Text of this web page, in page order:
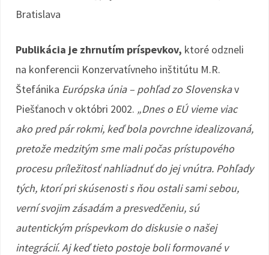
Bratislava
Publikácia je zhrnutím príspevkov, ktoré odzneli
na konferencii Konzervatívneho inštitútu M.R.
Štefánika Európska únia – pohľad zo Slovenskav
Piešťanoch v októbri 2002. „Dnes o EÚ vieme viac
ako pred pár rokmi, keď bola povrchne idealizovaná,
pretože medzitým sme mali počas prístupového
procesu príležitosť nahliadnuť do jej vnútra. Pohľady
tých, ktorí pri skúsenosti s ňou ostali sami sebou,
verní svojim zásadám a presvedčeniu, sú
autentickým príspevkom do diskusie o našej
integrácií. Aj keď tieto postoje boli formované v